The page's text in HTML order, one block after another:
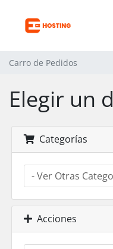
Carro de Pedidos
Elegir un
Categorías
Acciones